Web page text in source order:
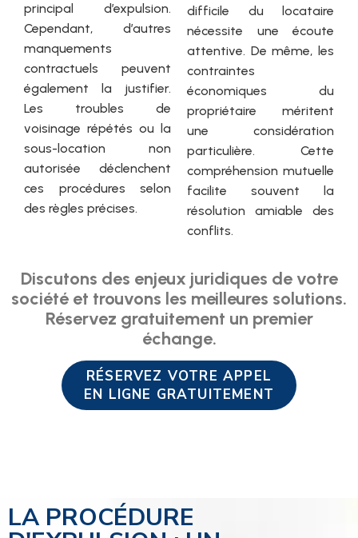
principal d’expulsion.
Cependant, d’autres
manquements
contractuels peuvent
également la justifier.
Les troubles de
voisinage répétés ou la
sous-location non
autorisée déclenchent
ces procédures selon
des règles précises.
difficile du locataire
nécessite une écoute
attentive. De même, les
contraintes
économiques du
propriétaire méritent
une considération
particulière. Cette
compréhension mutuelle
facilite souvent la
résolution amiable des
conflits.
Discutons des enjeux juridiques de votre
société et trouvons les meilleures solutions.
Réservez gratuitement un premier
échange.
RÉSERVEZ VOTRE APPEL
EN LIGNE GRATUITEMENT
LA PROCÉDURE